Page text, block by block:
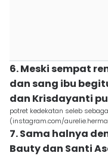
6. Meski sempat
dan sang ibu
dan Krisdayanti
potret kedekatan seleb
(instagram.com/
7. Sama halnya
Bauty dan Santi